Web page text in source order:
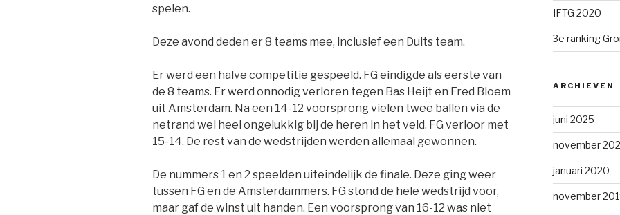
spelen.
Deze avond deden er 8 teams mee, inclusief een Duits team.
Er werd een halve competitie gespeeld. FG eindigde als eerste van
de 8 teams. Er werd onnodig verloren tegen Bas Heijt en Fred Bloem
uit Amsterdam. Na een 14-12 voorsprong vielen twee ballen via de
netrand wel heel ongelukkig bij de heren in het veld. FG verloor met
15-14. De rest van de wedstrijden werden allemaal gewonnen.
De nummers 1 en 2 speelden uiteindelijk de finale. Deze ging weer
tussen FG en de Amsterdammers. FG stond de hele wedstrijd voor,
maar gaf de winst uit handen. Een voorsprong van 16-12 was niet
IFTG 2020
3e ranking
ARCHIEVEN
juni 2025
november
januari 2020
november